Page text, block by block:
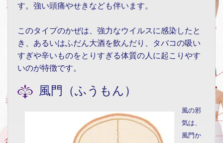
す。強い頭痛やせきなども伴います。
このタイプのかぜは、強力なウイルスに感染したと
き、あるいはふだん大酒を飲んだり、タバコの吸い
すぎや辛いものをとりすぎる体質の人に起こりやす
いのが特徴です。
風門（ふうもん）
風の邪
気は、
風門か